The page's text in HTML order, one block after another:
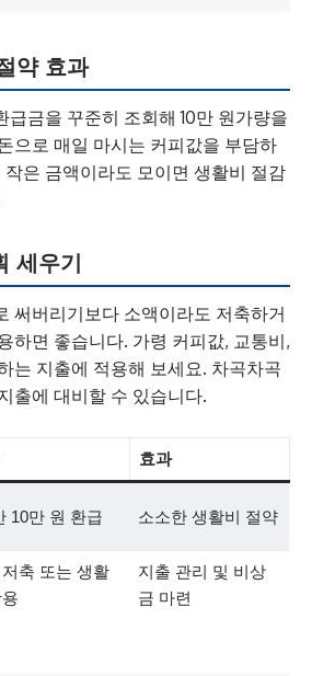
약 효과
급금을 꾸준히 조회해 10만 원가량을
으로 매일 마시는 커피값을 부담하
은 금액이라도 모이면 생활비 절감
세우기
써버리기보다 소액이라도 저축하거
하면 좋습니다. 가령 커피값, 교통비,
는 지출에 적용해 보세요. 차곡차곡
출에 대비할 수 있습니다.
효과
10만 원 환급 소소한 생활비 절약
축 또는 생활
지출 관리 및 비상
금 마련